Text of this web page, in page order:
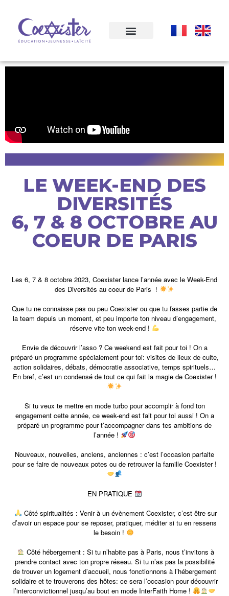
LE WEEK-END DES
DIVERSITÉS
6, 7 & 8 OCTOBRE AU
COEUR DE PARIS
Les 6, 7 & 8 octobre 2023, Coexister lance l’année avec le Week-End
des Diversités au coeur de Paris !
Que tu ne connaisse pas ou peu Coexister ou que tu fasses partie de
la team depuis un moment, et peu importe ton niveau d’engagement,
réserve vite ton week-end !
Envie de découvrir l’asso ? Ce weekend est fait pour toi ! On a
préparé un programme spécialement pour toi: visites de lieux de culte,
action solidaires, débats, démocratie associative, temps spirituels…
En bref, c’est un condensé de tout ce qui fait la magie de Coexister !
Si tu veux te mettre en mode turbo pour accomplir à fond ton
engagement cette année, ce week-end est fait pour toi aussi ! On a
préparé un programme pour t’accompagner dans tes ambitions de
l’année !
Nouveaux, nouvelles, anciens, anciennes : c’est l’occasion parfaite
pour se faire de nouveaux potes ou de retrouver la famille Coexister !
EN PRATIQUE
Côté spiritualités : Venir à un évènement Coexister, c’est être sur
d’avoir un espace pour se reposer, pratiquer, méditer si tu en ressens
le besoin !
Côté hébergement : Si tu n’habite pas à Paris, nous t’invitons à
prendre contact avec ton propre réseau. Si tu n’as pas la possibilité
de trouver un logement d’accueil, nous fonctionnons à l’hébergement
solidaire et te trouverons des hôtes: ce sera l’occasion pour découvrir
l’interconvictionnel jusqu’au bout en mode InterFaith Home !